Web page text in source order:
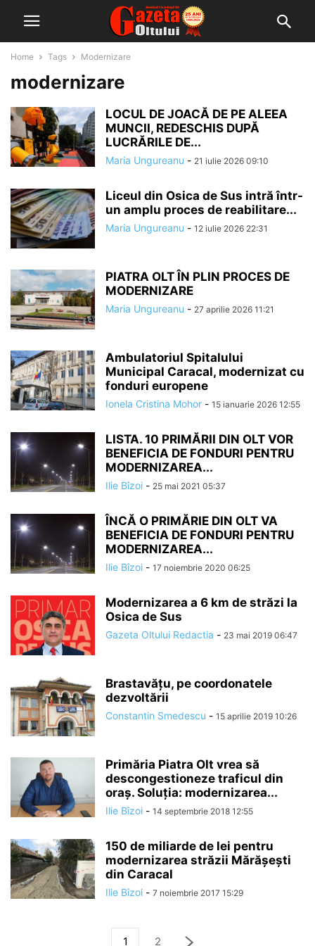
Home Tags Modernizare
modernizare
LOCUL DE JOACĂ DE PE ALEEA
MUNCII, REDESCHIS DUPĂ
LUCRĂRILE DE...
Maria Ungureanu - 21 iulie 2026 09:10
Liceul din Osica de Sus intră într-
un amplu proces de reabilitare...
Maria Ungureanu - 12 iulie 2026 22:31
PIATRA OLT ÎN PLIN PROCES DE
MODERNIZARE
Maria Ungureanu - 27 aprilie 2026 11:21
Ambulatoriul Spitalului
Municipal Caracal, modernizat cu
fonduri europene
Ionela Cristina Mohor - 15 ianuarie 2026 12:55
LISTA. 10 PRIMĂRII DIN OLT VOR
BENEFICIA DE FONDURI PENTRU
MODERNIZAREA...
Ilie Bîzoi - 25 mai 2021 05:37
ÎNCĂ O PRIMĂRIE DIN OLT VA
BENEFICIA DE FONDURI PENTRU
MODERNIZAREA...
Ilie Bîzoi - 17 noiembrie 2020 06:25
Modernizarea a 6 km de străzi la
Osica de Sus
Gazeta Oltului Redactia - 23 mai 2019 06:47
Brastavăţu, pe coordonatele
dezvoltării
Constantin Smedescu - 15 aprilie 2019 10:26
Primăria Piatra Olt vrea să
descongestioneze traficul din
oraș. Soluția: modernizarea...
Ilie Bîzoi - 14 septembrie 2018 12:55
150 de miliarde de lei pentru
modernizarea străzii Mărăşeşti
din Caracal
Ilie Bîzoi - 7 noiembrie 2017 15:29
1 2